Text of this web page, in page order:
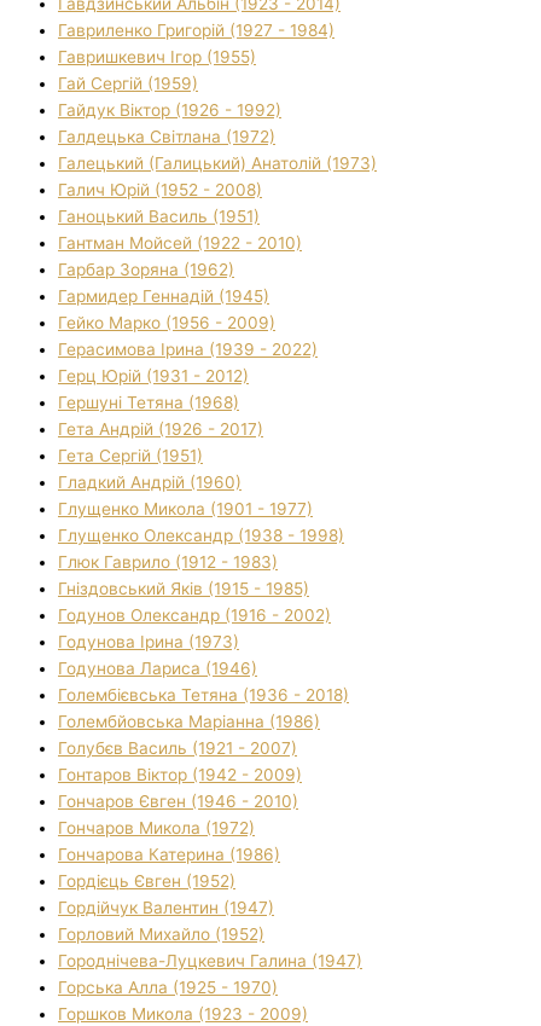
Гавриленко Григорій (1927 - 1984)
Гавришкевич Ігор (1955)
Гай Сергій (1959)
Гайдук Віктор (1926 - 1992)
Галдецька Світлана (1972)
Галецький (Галицький) Анатолій (1973)
Галич Юрій (1952 - 2008)
Ганоцький Василь (1951)
Гантман Мойсей (1922 - 2010)
Гарбар Зоряна (1962)
Гармидер Геннадій (1945)
Гейко Марко (1956 - 2009)
Герасимова Ірина (1939 - 2022)
Герц Юрій (1931 - 2012)
Гершуні Тетяна (1968)
Гета Андрій (1926 - 2017)
Гета Сергій (1951)
Гладкий Андрій (1960)
Глущенко Микола (1901 - 1977)
Глущенко Олександр (1938 - 1998)
Глюк Гаврило (1912 - 1983)
Гніздовський Яків (1915 - 1985)
Годунов Олександр (1916 - 2002)
Годунова Ірина (1973)
Годунова Лариса (1946)
Голембієвська Тетяна (1936 - 2018)
Голембйовська Маріанна (1986)
Голубєв Василь (1921 - 2007)
Гонтаров Віктор (1942 - 2009)
Гончаров Євген (1946 - 2010)
Гончаров Микола (1972)
Гончарова Катерина (1986)
Гордієць Євген (1952)
Гордійчук Валентин (1947)
Горловий Михайло (1952)
Городнічева-Луцкевич Галина (1947)
Горська Алла (1925 - 1970)
Горшков Микола (1923 - 2009)